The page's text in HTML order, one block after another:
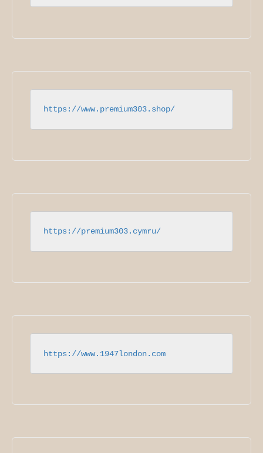
https://www.premium303.shop/
https://premium303.cymru/
https://www.1947london.com